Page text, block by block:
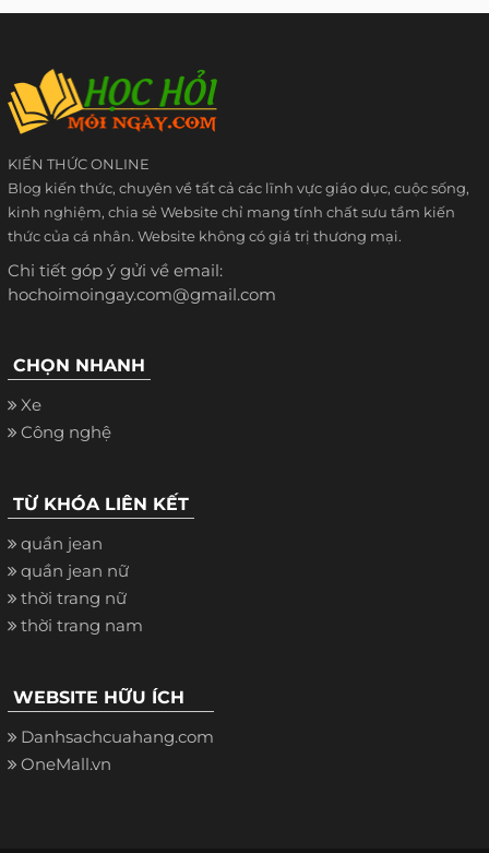
KIẾN THỨC ONLINE
Blog kiến thức, chuyên về tất cả các lĩnh vực giáo dục, cuộc sống,
kinh nghiệm, chia sẻ Website chỉ mang tính chất sưu tầm kiến
thức của cá nhân. Website không có giá trị thương mại.
Chi tiết góp ý gửi về email:
hochoimoingay.com@gmail.com
CHỌN NHANH
Xe
Công nghệ
TỪ KHÓA LIÊN KẾT
quần jean
quần jean nữ
thời trang nữ
thời trang nam
WEBSITE HỮU ÍCH
Danhsachcuahang.com
OneMall.vn